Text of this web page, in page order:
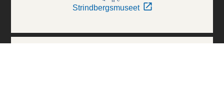
Strindbergsmuseet